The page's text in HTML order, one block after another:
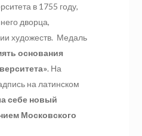
в 1755 году,
дворца,
художеств. Медаль
основания
. На
на латинском
себе новый
Московского